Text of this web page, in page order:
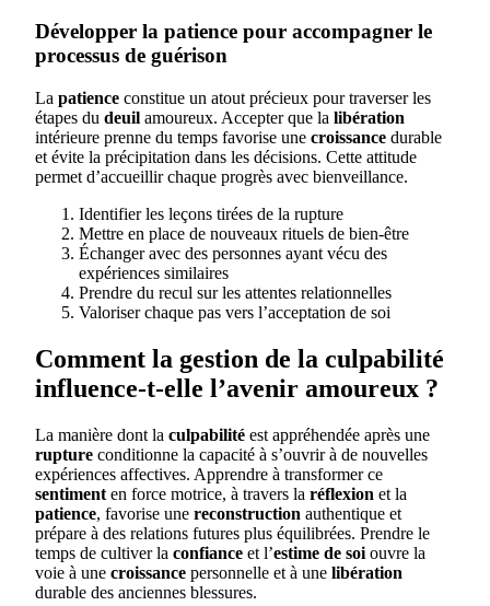
Développer la patience pour accompagner le
processus de guérison
La patience constitue un atout précieux pour traverser les
étapes du deuil amoureux. Accepter que la libération
intérieure prenne du temps favorise une croissance durable
et évite la précipitation dans les décisions. Cette attitude
permet d’accueillir chaque progrès avec bienveillance.
Identifier les leçons tirées de la rupture
Mettre en place de nouveaux rituels de bien-être
Échanger avec des personnes ayant vécu des
expériences similaires
Prendre du recul sur les attentes relationnelles
Valoriser chaque pas vers l’acceptation de soi
Comment la gestion de la culpabilité
influence-t-elle l’avenir amoureux ?
La manière dont la culpabilité est appréhendée après une
rupture conditionne la capacité à s’ouvrir à de nouvelles
expériences affectives. Apprendre à transformer ce
sentiment en force motrice, à travers la réflexion et la
patience, favorise une reconstruction authentique et
prépare à des relations futures plus équilibrées. Prendre le
temps de cultiver la confiance et l’estime de soi ouvre la
voie à une croissance personnelle et à une libération
durable des anciennes blessures.